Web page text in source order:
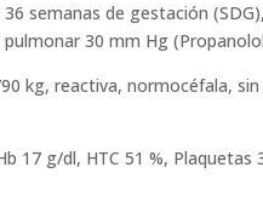
36 semanas de gestación
30 mm Hg
kg, reactiva, normocéfala,
17 g/dl, HTC 51 %, Plaquetas